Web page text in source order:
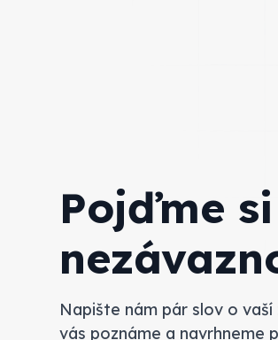
Pojďme
Napište nám pár slov o
vás poznáme a navrhneme